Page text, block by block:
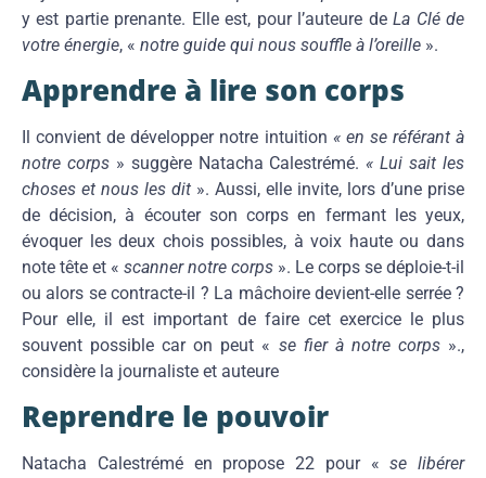
y est partie prenante. Elle est, pour l’auteure deLa Clé de
votre énergie, « notre guide qui nous souffle à l’oreille ».
Apprendre à lire son corps
Il convient de développer notre intuition « en se référant à
notre corps» suggère Natacha Calestrémé.« Lui sait les
choses et nous les dit ». Aussi, elle invite, lors d’une prise
de décision, à écouter son corps en fermant les yeux,
évoquer les deux chois possibles, à voix haute ou dans
note tête et « scanner notre corps ». Le corps se déploie-t-il
ou alors se contracte-il ? La mâchoire devient-elle serrée ?
Pour elle, il est important de faire cet exercice le plus
souvent possible car on peut « se fier à notre corps».,
considère la journaliste et auteure
Reprendre le pouvoir
Natacha Calestrémé en propose 22 pour « se libérer